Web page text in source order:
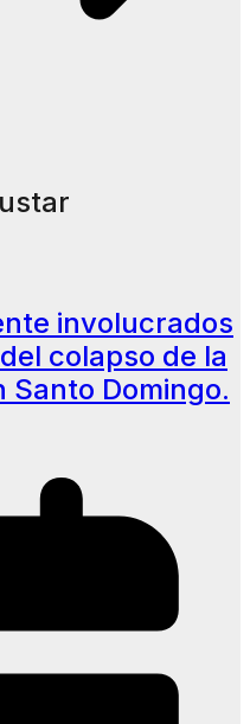
involucrados
colapso de la
Domingo.